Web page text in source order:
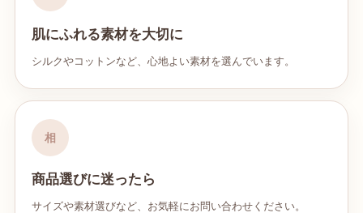
肌にふれる素材を大切に
シルクやコットンなど、心地よい素材を選んでいます。
相
商品選びに迷ったら
サイズや素材選びなど、お気軽にお問い合わせください。